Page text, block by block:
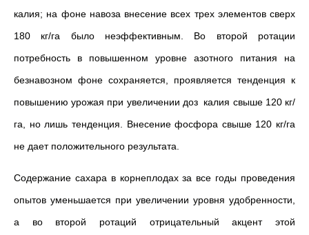
калия; на фоне навоза внесение всех трех элементов сверх
180 кг/га было неэффектив­ным. Во второй ротации
потребность в повышенном уровне азотного питания на
безнавозном фоне сохраняется, проявляется тенденция к
повышению урожая при увеличении доз калия свыше 120 кг/
га, но лишь тенденция. Внесение фосфора свыше 120 кг/га
не дает положи­тельного результата.
Содержание сахара в корнеплодах за все годы проведения
опы­тов уменьшается при увеличении уровня удобренности,
а во второй ротаций отрицательный акцент этой